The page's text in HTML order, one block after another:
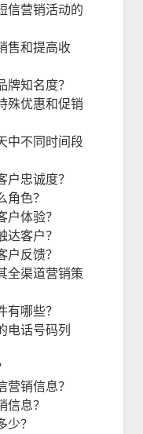
信营销活动的
售和提高收
知名度？
殊优惠和促销
中不同时间段
忠诚度？
色？
体验？
客户？
反馈？
全渠道营销策
哪些？
电话号码列
销信息？
息？
？